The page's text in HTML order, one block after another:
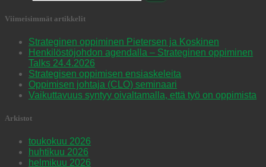
Viimeisimmät artikkelit
Strateginen oppiminen Pietersen ja Koskinen
Henkilöstöjohdon agendalla – Strateginen oppiminen
Talks 24.4.2026
Strategisen oppimisen ensiaskeleita
Oppimisen johtaja (CLO) seminaari
Vaikuttavuus syntyy oivaltamalla, että työ on oppimista
Arkistot
toukokuu 2026
huhtikuu 2026
helmikuu 2026